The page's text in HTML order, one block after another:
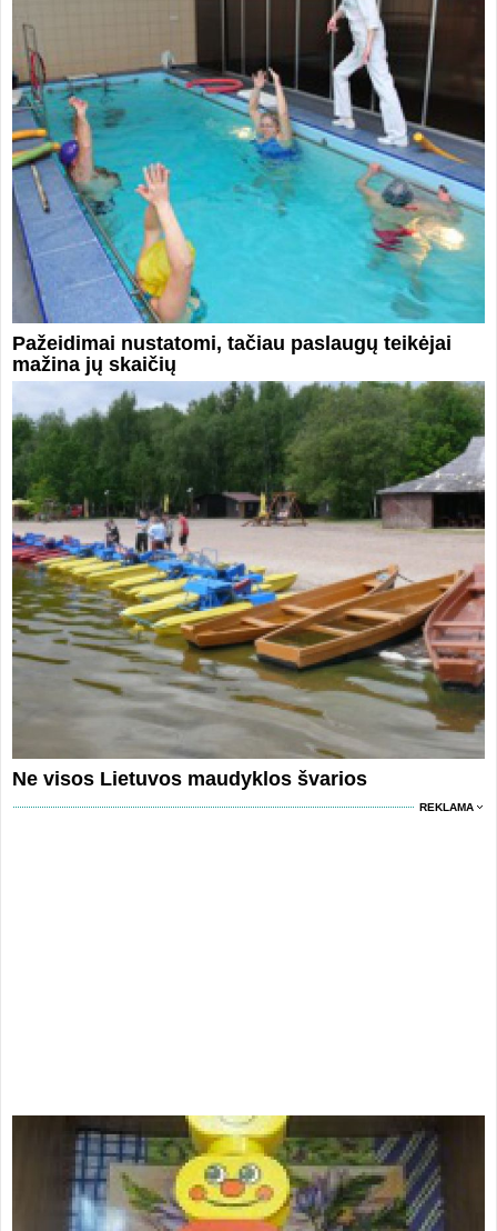
Pažeidimai nustatomi, tačiau paslaugų teikėjai
mažina jų skaičių
Ne visos Lietuvos maudyklos švarios
REKLAMA